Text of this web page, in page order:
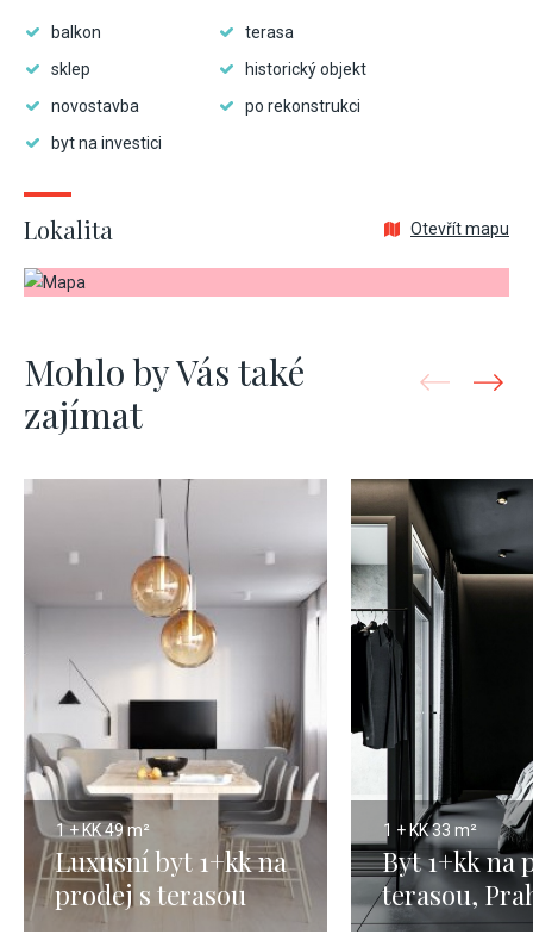
balkon
terasa
sklep
historický objekt
novostavba
po rekonstrukci
byt na investici
Lokalita Otevřít mapu
Mohlo by Vás také
zajímat
1 + KK49 m²
Luxusní byt 1+kk na
prodej s terasou
Praha 5 Smíchov -
1 + KK33 m²
Byt 1+kk na
terasou,
33m